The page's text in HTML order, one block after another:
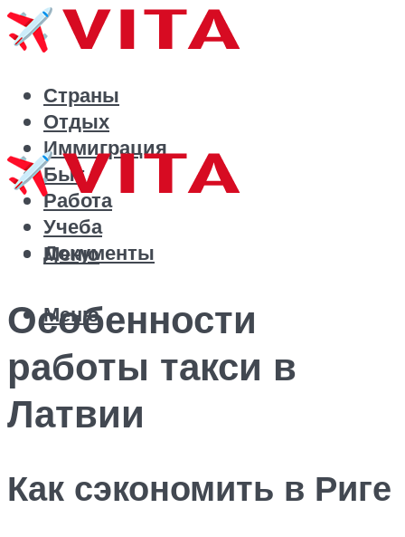
Страны
Отдых
Иммиграция
Быт
Работа
Учеба
Документы
Меню
Меню
Особенности
работы такси в
Латвии
Как сэкономить в Риге